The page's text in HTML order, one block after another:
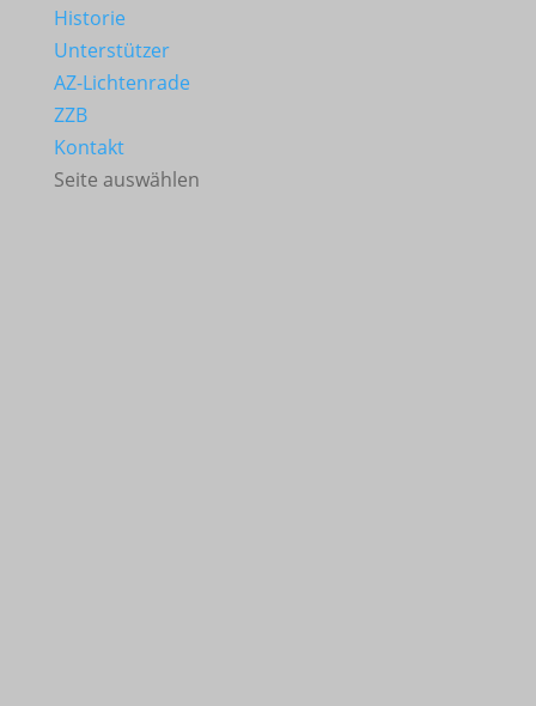
Historie
Unterstützer
AZ-Lichtenrade
ZZB
Kontakt
Seite auswählen